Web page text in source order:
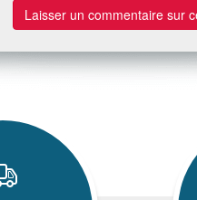
Laisser un commentaire sur